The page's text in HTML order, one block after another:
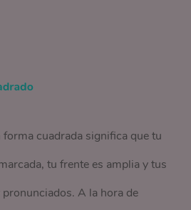
cuadrada significa que tu
tu frente es amplia y tus
A la hora de